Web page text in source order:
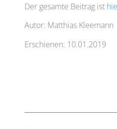
Der gesamte Beitrag ist
Autor: Matthias Kleemann
Erschienen: 10.01.2019